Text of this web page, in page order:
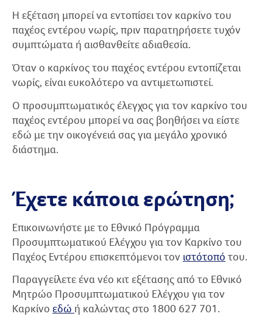
Η εξέταση μπορεί να εντοπίσει τον καρκίνο του
παχέος εντέρου νωρίς, πριν παρατηρήσετε τυχόν
συμπτώματα ή αισθανθείτε αδιαθεσία.
Όταν ο καρκίνος του παχέος εντέρου εντοπίζεται
νωρίς, είναι ευκολότερο να αντιμετωπιστεί.
Ο προσυμπτωματικός έλεγχος για τον καρκίνο του
παχέος εντέρου μπορεί να σας βοηθήσει να είστε
εδώ με την οικογένειά σας για μεγάλο χρονικό
διάστημα.
Έχετε κάποια ερώτηση;
Επικοινωνήστε με το Εθνικό Πρόγραμμα
Προσυμπτωματικού Ελέγχου για τον Καρκίνο του
Παχέος Εντέρου επισκεπτόμενοι τον ιστότοπό του.
Παραγγείλετε ένα νέο κιτ εξέτασης από το Εθνικό
Μητρώο Προσυμπτωματικού Ελέγχου για τον
Καρκίνο εδώ ή καλώντας στο 1800 627 701.